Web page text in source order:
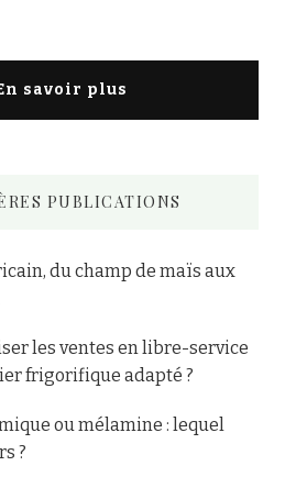
savoir plus
PUBLICATIONS
du champ de maïs aux
les ventes en libre-service
frigorifique adapté ?
ou mélamine : lequel
?